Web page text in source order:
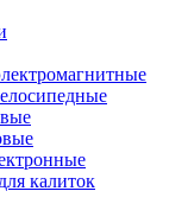
калиток